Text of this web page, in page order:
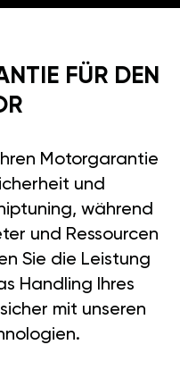
FÜR DEN
Motorgarantie
und
während
und Ressourcen
Sie die Leistung
Handling Ihres
mit unseren